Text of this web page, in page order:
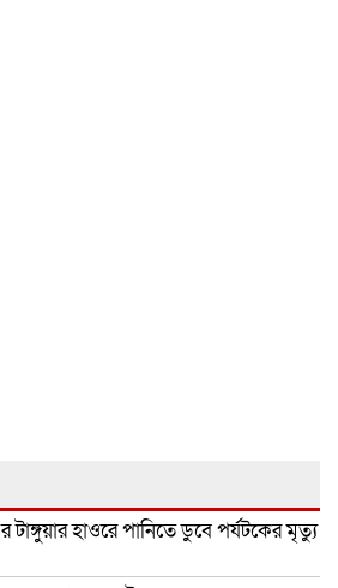
টাঙ্গুয়ার হাওরে পানিতে ডুবে পর্যটকের মৃত্যু